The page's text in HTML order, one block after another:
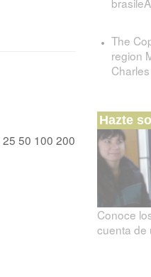
25 50 100 200
The
region
Hazte
Conoce
cuenta de